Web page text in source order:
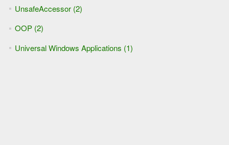
UnsafeAccessor (2)
OOP (2)
Universal Windows Applications (1)